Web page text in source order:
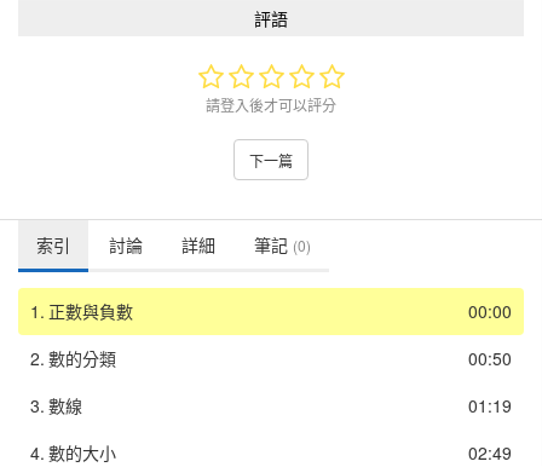
評語
請登入後才可以評分
下一篇
索引 討論 詳細 筆記 (0)
00:00
1. 正數與負數
00:50
2. 數的分類
01:19
3. 數線
02:49
4. 數的大小